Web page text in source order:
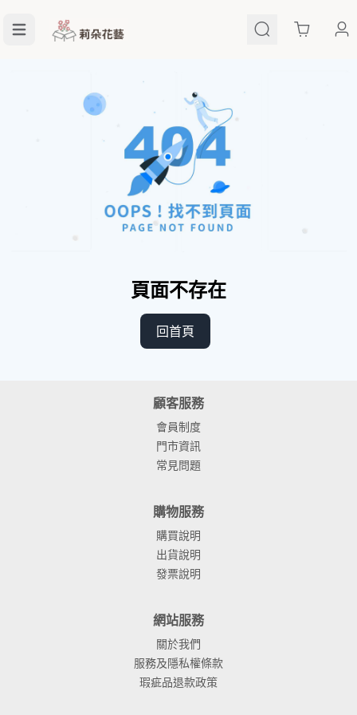
Cart
頁面不存在
回首頁
顧客服務
會員制度
門市資訊
常見問題
購物服務
購買說明
出貨說明
發票說明
網站服務
關於我們
服務及隱私權條款
瑕疵品退款政策